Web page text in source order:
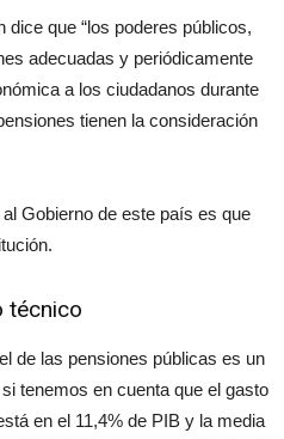
dice que “los poderes públicos,
adecuadas y periódicamente
a los ciudadanos durante
tienen la consideración
Gobierno de este país es que
técnico
de las pensiones públicas es un
tenemos en cuenta que el gasto
en el 11,4% de PIB y la media